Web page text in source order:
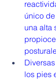
único
una alta
los pies